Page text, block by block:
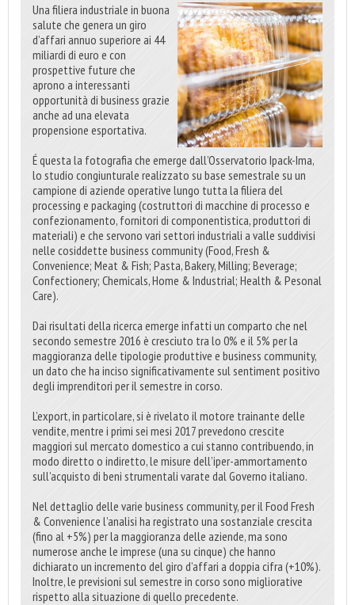
Una filiera industriale in buona
salute che genera un giro
d’affari annuo superiore ai 44
miliardi di euro e con
prospettive future che
aprono a interessanti
opportunità di business grazie
anche ad una elevata
propensione esportativa.
É questa la fotografia che emerge dall’Osservatorio Ipack-Ima,
lo studio congiunturale realizzato su base semestrale su un
campione di aziende operative lungo tutta la filiera del
processing e packaging (costruttori di macchine di processo e
confezionamento, fornitori di componentistica, produttori di
materiali) e che servono vari settori industriali a valle suddivisi
nelle cosiddette business community (Food, Fresh &
Convenience; Meat & Fish; Pasta, Bakery, Milling; Beverage;
Confectionery; Chemicals, Home & Industrial; Health & Pesonal
Care).
Dai risultati della ricerca emerge infatti un comparto che nel
secondo semestre 2016 è cresciuto tra lo 0% e il 5% per la
maggioranza delle tipologie produttive e business community,
un dato che ha inciso significativamente sul sentiment positivo
degli imprenditori per il semestre in corso.
L’export, in particolare, si è rivelato il motore trainante delle
vendite, mentre i primi sei mesi 2017 prevedono crescite
maggiori sul mercato domestico a cui stanno contribuendo, in
modo diretto o indiretto, le misure dell’iper-ammortamento
sull’acquisto di beni strumentali varate dal Governo italiano.
Nel dettaglio delle varie business community, per il Food Fresh
& Convenience l’analisi ha registrato una sostanziale crescita
(fino al +5%) per la maggioranza delle aziende, ma sono
numerose anche le imprese (una su cinque) che hanno
dichiarato un incremento del giro d’affari a doppia cifra (+10%).
Inoltre, le previsioni sul semestre in corso sono migliorative
rispetto alla situazione di quello precedente.